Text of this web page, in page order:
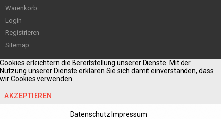
Warenkorb
Login
Registrieren
Sitemap
Cookies erleichtern die Bereitstellung unserer Dienste. Mit der
Nutzung unserer Dienste erklären Sie sich damit einverstanden, dass
wir Cookies verwenden.
AKZEPTIEREN
Datenschutz Impressum